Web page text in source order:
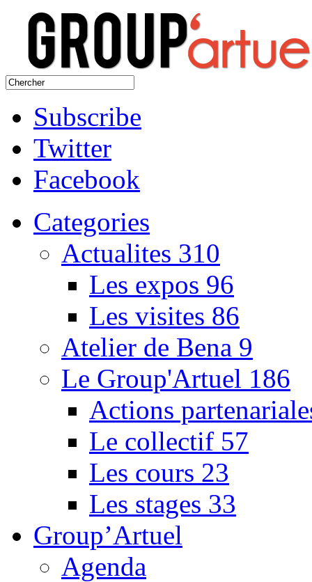
Subscribe
Twitter
Facebook
Categories
Actualites 310
Les expos 96
Les visites 86
Atelier de Bena 9
Le Group'Artuel 186
Actions
Le collectif 57
Les cours 23
Les stages 33
Group’Artuel
Agenda